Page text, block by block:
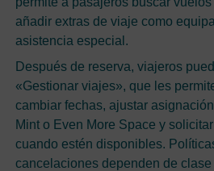
añadir extras de viaje como
asistencia especial.
Después de reserva, viajeros
«Gestionar viajes», que les
cambiar fechas, ajustar
Mint o Even More Space y
cuando estén disponibles.
cancelaciones dependen de